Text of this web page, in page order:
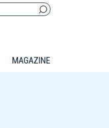
MAGAZINE